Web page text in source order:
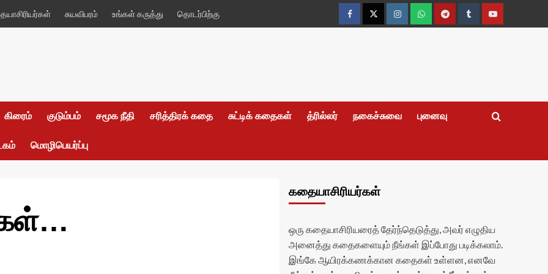
சுயவிபரம் உங்கள் கருத்து தொடர்பிற்கு
FacebookTwitterInstagramWhatsappTelegramTumblrYouTube
கிரைம் குடும்பம் சமூக நீதி சரித்திரக் கதை சுட்டிக் கதைகள் த்ரில்லர் நகைச்சுவை புனைவு
மொழிபெயர்ப்பு
கதையாசிரியர்கள்
ஒரு கதையாசிரியரைத் தேர்ந்தெடுத்து, அவர் எழுதிய
அனைத்து கதைகளையும் நீங்கள் இப்போது படிக்கலாம்.
இங்கே ஆயிரக்கணக்கான கதைகள் உள்ளன, எனவே